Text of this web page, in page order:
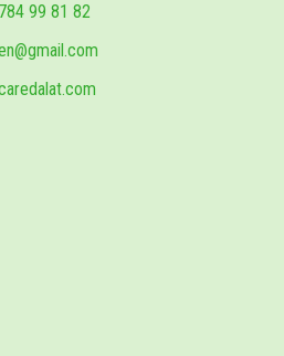
99 81 82